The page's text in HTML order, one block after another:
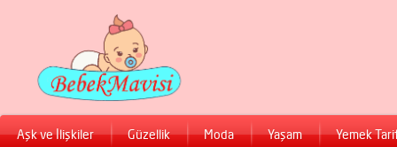
Aşk ve İlişkiler Güzellik Moda Yaşam Yemek